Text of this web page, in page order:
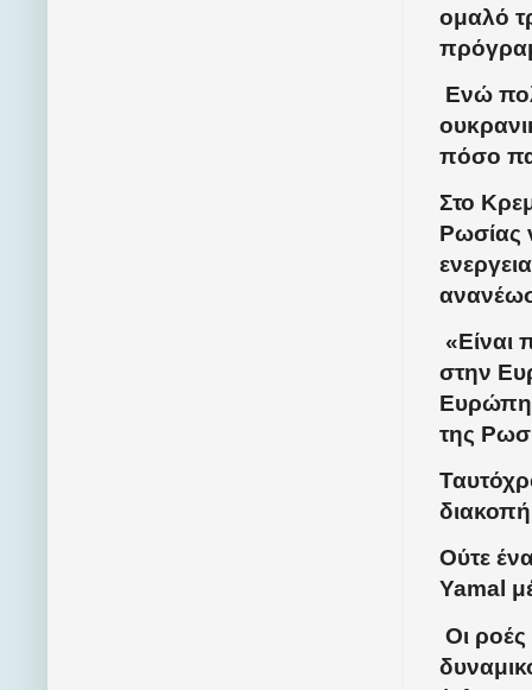
ομαλό
Ενώ
πόσο
Στο
Ρωσίας
«Είναι
στην
της
Ούτε
Yamal
Οι